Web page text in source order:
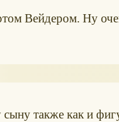
Вейдером. Ну
также как и